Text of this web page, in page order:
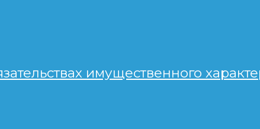
имущественного